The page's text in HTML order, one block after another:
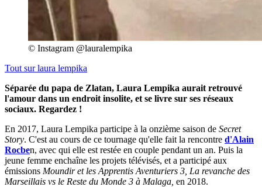
© Instagram @lauralempika
Tout surlaura lempika
Séparée du papa de Zlatan, Laura Lempika aurait retrouvé
l'amour dans un endroit insolite, et se livre sur ses réseaux
sociaux. Regardez !
En 2017, Laura Lempika participe à la onzième saison de Secret
Story. C'est au cours de ce tournage qu'elle fait la rencontre d'Alain
Rocben, avec qui elle est restée en couple pendant un an. Puis la
jeune femme enchaîne les projets télévisés, et a participé aux
émissions Moundir et les Apprentis Aventuriers 3, La revanche des
Marseillais vs le Reste du Monde 3 à Malaga, en 2018.